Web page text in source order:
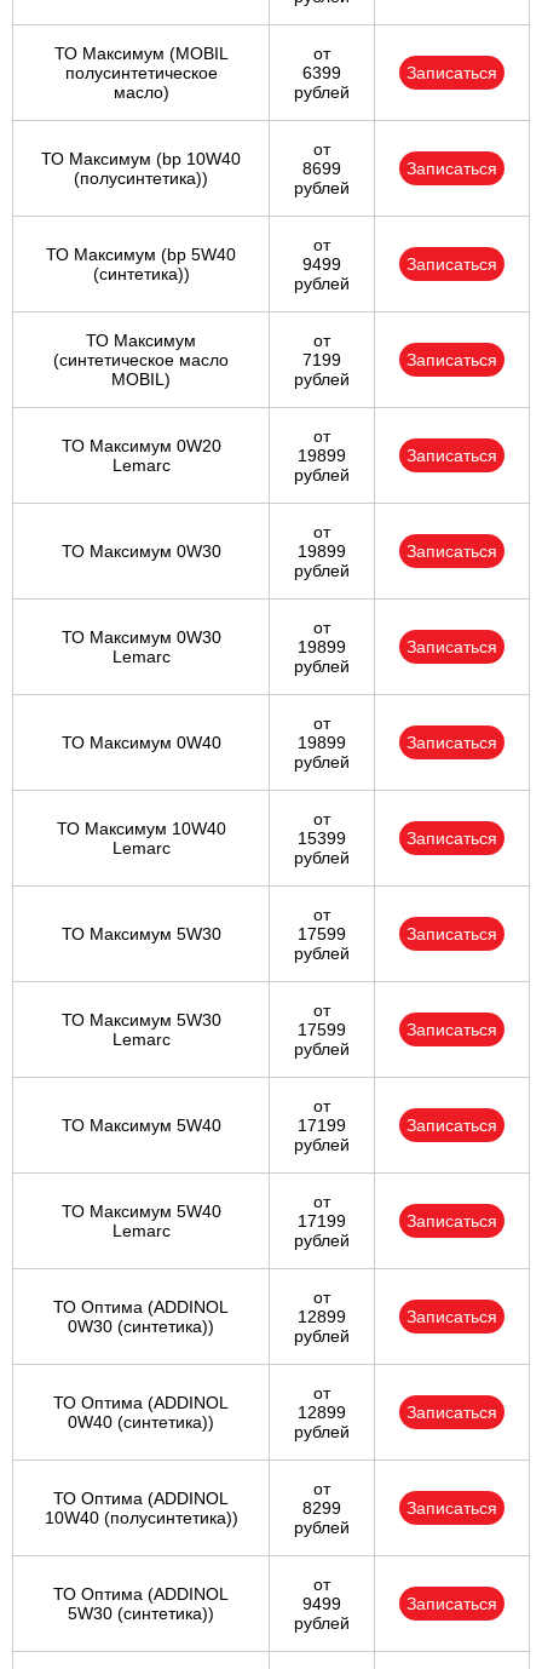
ТО Максимум (MOBIL
полуcинтетическое
масло)
от
6399
рублей
Записаться
ТО Максимум (bp 10W40
(полусинтетика))
от
8699
рублей
Записаться
ТО Максимум (bp 5W40
(синтетика))
от
9499
рублей
Записаться
ТО Максимум
(cинтетическое масло
MOBIL)
от
7199
рублей
Записаться
ТО Максимум 0W20
Lemarc
от
19899
рублей
Записаться
ТО Максимум 0W30
от
19899
рублей
Записаться
ТО Максимум 0W30
Lemarc
от
19899
рублей
Записаться
ТО Максимум 0W40
от
19899
рублей
Записаться
ТО Максимум 10W40
Lemarc
от
15399
рублей
Записаться
ТО Максимум 5W30
от
17599
рублей
Записаться
ТО Максимум 5W30
Lemarc
от
17599
рублей
Записаться
ТО Максимум 5W40
от
17199
рублей
Записаться
ТО Максимум 5W40
Lemarc
от
17199
рублей
Записаться
ТО Оптима (ADDINOL
0W30 (синтетика))
от
12899
рублей
Записаться
ТО Оптима (ADDINOL
0W40 (синтетика))
от
12899
рублей
Записаться
ТО Оптима (ADDINOL
10W40 (полусинтетика))
от
8299
рублей
Записаться
ТО Оптима (ADDINOL
5W30 (синтетика))
от
9499
рублей
Записаться